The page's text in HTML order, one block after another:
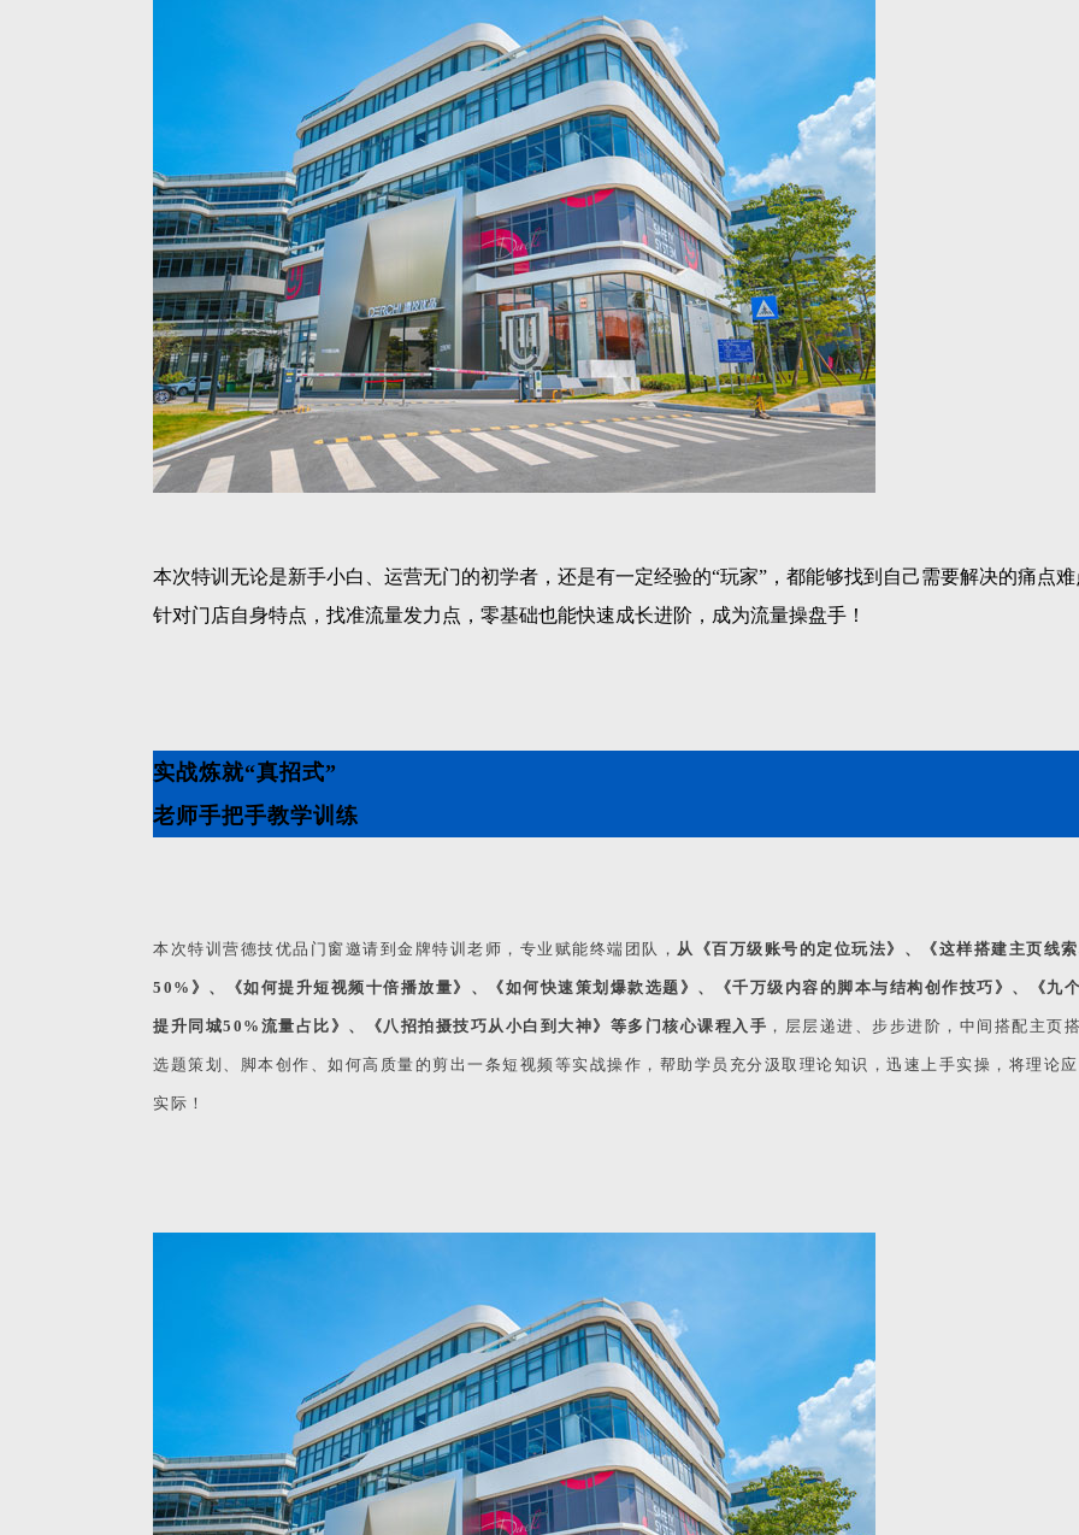
本次特训无论是新手小白、运营无门的初学者，还是有一定经验的“玩家”，都能够找到自己需要解决的痛点
针对门店自身特点，找准流量发力点，零基础也能快速成长进阶，成为流量操盘手！
实战炼就“真招式”
老师手把手教学训练
本次特训营德技优品门窗邀请到金牌特训老师，专业赋能终端团队， 从《百万级账号的定位玩法》、《这样搭建主页线
50%》、《如何提升短视频十倍播放量》、《如何快速策划爆款选题》、《千万级内容的脚本与结构创作技巧》、《九
提升同城50%流量占比》、《八招拍摄技巧从小白到大神》等多门核心课程入手 ，层层递进、步步进阶，中间搭配主页
选题策划、脚本创作、如何高质量的剪出一条短视频等实战操作，帮助学员充分汲取理论知识，迅速上手实操，将理论
实际！